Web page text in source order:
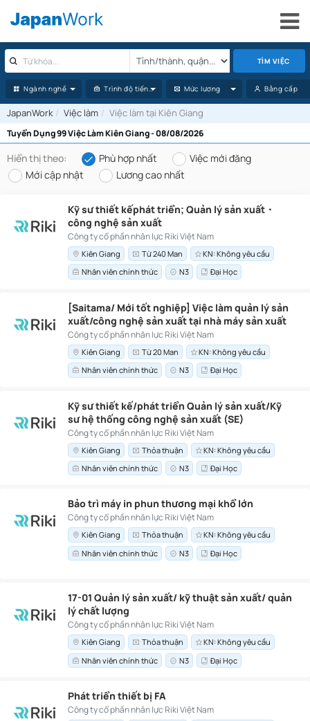
TÌM VIỆC
Ngành nghề Trình độ tiếng Nhật Mức lương Bằng cấp
JapanWork Việc làm Việc làm tại Kiên Giang
Tuyển Dụng 99 Việc Làm Kiên Giang - 08/08/2026
Hiển thị theo: Phù hợp nhất
Việc mới đăng
Mới cập nhật
Lương cao nhất
Kỹ sư thiết kếphát triển; Quản lý sản xuất・
công nghệ sản xuất
Công ty cổ phần nhân lực Riki Việt Nam
Kiên Giang Từ 240 Man
KN: Không yêu cầu
Nhân viên chính thức
N3 Đại Học
[Saitama/ Mới tốt nghiệp] Việc làm quản lý sản
xuất/công nghệ sản xuất tại nhà máy sản xuất
thực phẩm
Công ty cổ phần nhân lực Riki Việt Nam
Kiên Giang Từ 20 Man
KN: Không yêu cầu
Nhân viên chính thức
N3 Đại Học
Kỹ sư thiết kế/phát triển Quản lý sản xuất/Kỹ
sư hệ thống công nghệ sản xuất (SE)
Công ty cổ phần nhân lực Riki Việt Nam
Kiên Giang Thỏa thuận
KN: Không yêu cầu
Nhân viên chính thức
N3 Đại Học
Bảo trì máy in phun thương mại khổ lớn
Công ty cổ phần nhân lực Riki Việt Nam
Kiên Giang Thỏa thuận
KN: Không yêu cầu
Nhân viên chính thức
N3 Đại Học
17-01 Quản lý sản xuất/ kỹ thuật sản xuất/ quản
lý chất lượng
Công ty cổ phần nhân lực Riki Việt Nam
Kiên Giang Thỏa thuận
KN: Không yêu cầu
Nhân viên chính thức
N3 Đại Học
Phát triển thiết bị FA
Công ty cổ phần nhân lực Riki Việt Nam